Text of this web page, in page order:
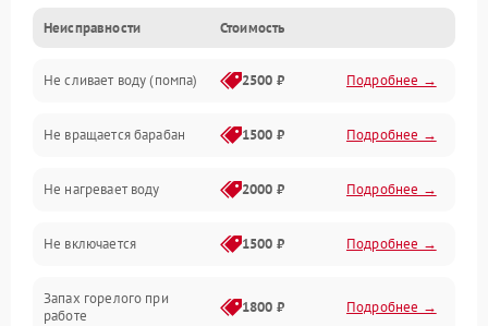
Электропитание
Водоснабжение
Слив
Программное обеспечение
Неисправности Стоимость
Не сливает воду (помпа) 2500 ₽ Подробнее →
Не вращается барабан 1500 ₽ Подробнее →
Не нагревает воду 2000 ₽ Подробнее →
Не включается 1500 ₽ Подробнее →
Запах горелого при
работе
1800 ₽ Подробнее →